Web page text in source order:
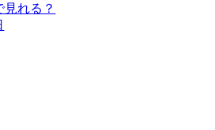
れる？